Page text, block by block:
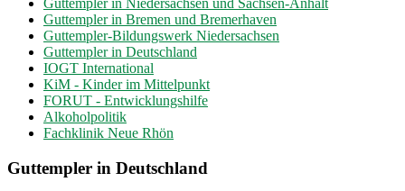
Guttempler in Niedersachsen und Sachsen-Anhalt
Guttempler in Bremen und Bremerhaven
Guttempler-Bildungswerk Niedersachsen
Guttempler in Deutschland
IOGT International
KiM - Kinder im Mittelpunkt
FORUT - Entwicklungshilfe
Alkoholpolitik
Fachklinik Neue Rhön
Guttempler in Deutschland